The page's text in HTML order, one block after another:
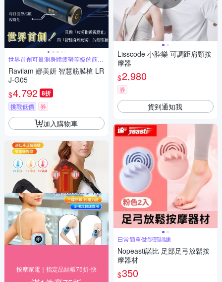
世界首創可量測身體疲勞等級的筋膜
槍
Ravilam 娜美妍 智慧筋膜槍 LR
J-G05
$4,792 8折
挑戰低價 券
加入購物車
按摩家電｜指定品結帳75折-快
Lisscode 小脖樂 可調距肩頸按
摩器
$2,980
券
貨到通知我
日常簡單做腿部訓練
Nopeasti諾比 足部足弓放鬆按
摩器材
$350